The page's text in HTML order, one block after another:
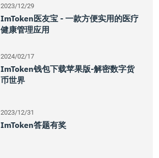
2023/12/29
ImToken医友宝 - 一款方便实用的医疗
健康管理应用
2024/02/17
ImToken钱包下载苹果版-解密数字货
币世界
2023/12/31
ImToken答题有奖